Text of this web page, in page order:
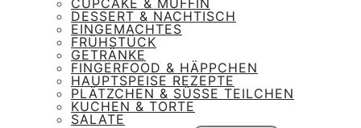
DESSERT & NACHTISCH
EINGEMACHTES
FRÜHSTÜCK
GETRÄNKE
FINGERFOOD & HÄPPCHEN
HAUPTSPEISE REZEPTE
PLÄTZCHEN & SÜSSE TEILCHEN
KUCHEN & TORTE
SALATE